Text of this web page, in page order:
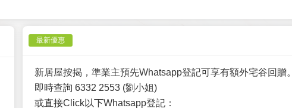
最新優惠
新居屋按揭，準業主預先Whatsapp登記可享有額外宅谷回贈。
即時查詢 6332 2553 (劉小姐)
或直接Click以下Whatsapp登記：